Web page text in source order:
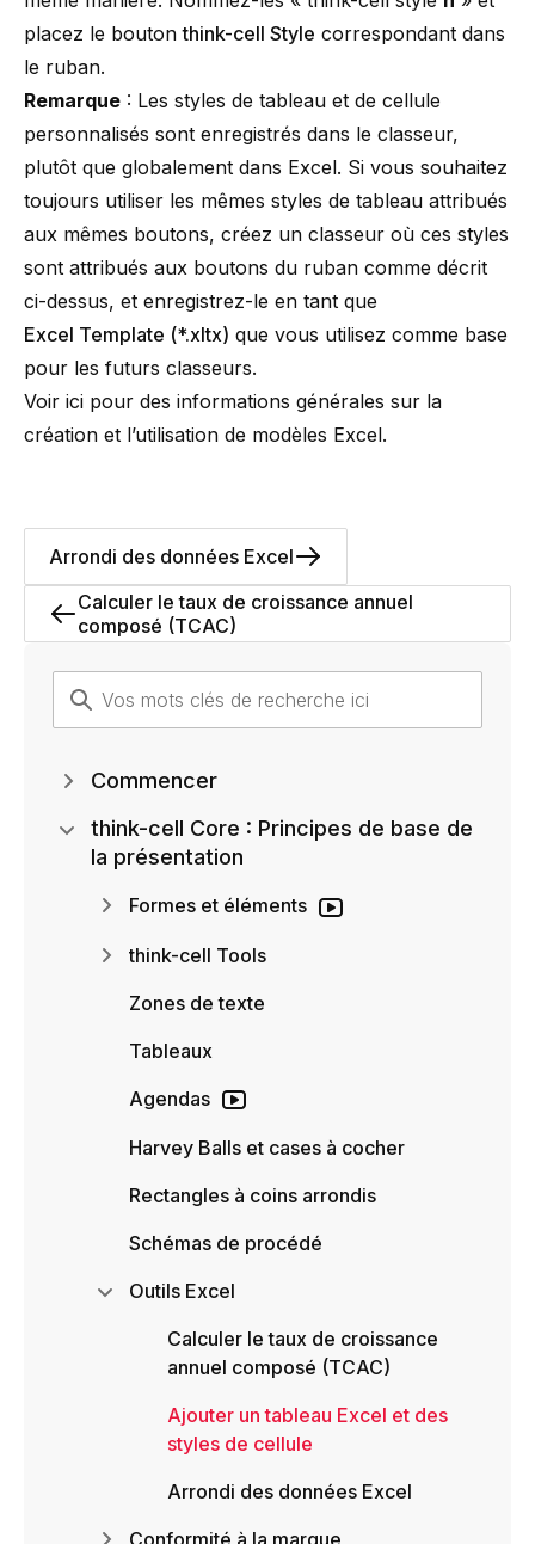
placez le boutonthink-cell Style correspondant dans
le ruban.
Remarque : Les styles de tableau et de cellule
personnalisés sont enregistrés dans le classeur,
plutôt que globalement dans Excel. Si vous souhaitez
toujours utiliser les mêmes styles de tableau attribués
aux mêmes boutons, créez un classeur où ces styles
sont attribués aux boutons du ruban comme décrit
ci-dessus, et enregistrez-le en tant que
Excel Template (*.xltx) que vous utilisez comme base
pour les futurs classeurs.
Voir ici pour des informations générales sur la
création et l’utilisation de modèles Excel.
Calculer le taux de croissance annuel
composé (TCAC)
Arrondi des données Excel
Commencer
think-cell Core : Principes de base de
la présentation
Formes et éléments
think-cell Tools
Zones de texte
Tableaux
Agendas
Harvey Balls et cases à cocher
Rectangles à coins arrondis
Schémas de procédé
Outils Excel
Calculer le taux de croissance
annuel composé (TCAC)
Ajouter un tableau Excel et des
styles de cellule
Arrondi des données Excel